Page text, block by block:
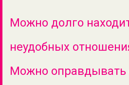
Можно долго
неудобных
Можно оправдывать